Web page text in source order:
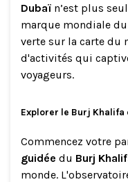
Dubaï n’est plus
marque mondiale
verte sur la carte du
d'activités qui
voyageurs.
Explorer le Burj Khalifa
Commencez votre
guidée du Burj
monde.